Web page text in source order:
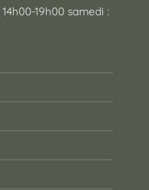
19h00 samedi :